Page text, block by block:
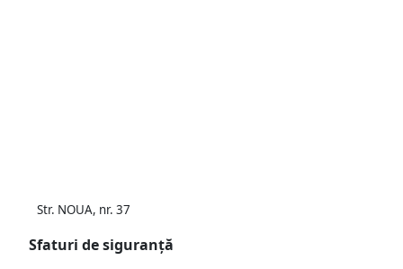
Str. NOUA, nr. 37
Sfaturi de siguranță